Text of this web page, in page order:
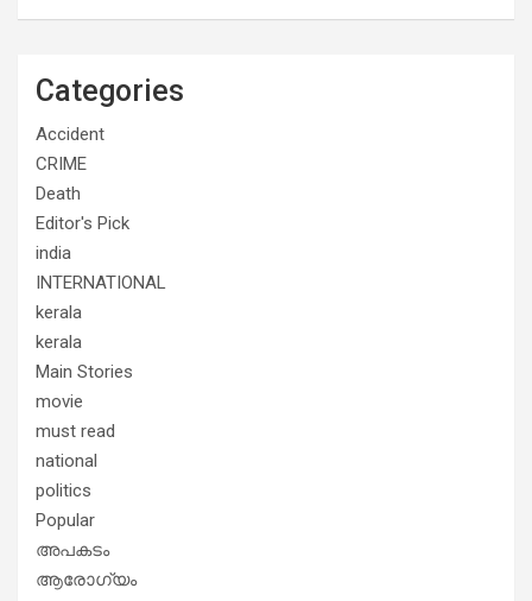
Categories
Accident
CRIME
Death
Editor's Pick
india
INTERNATIONAL
kerala
kerala
Main Stories
movie
must read
national
politics
Popular
അപകടം
ആരോഗ്യം